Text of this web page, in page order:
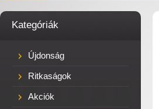
Kategóriák
Újdonság
Ritkaságok
Akciók